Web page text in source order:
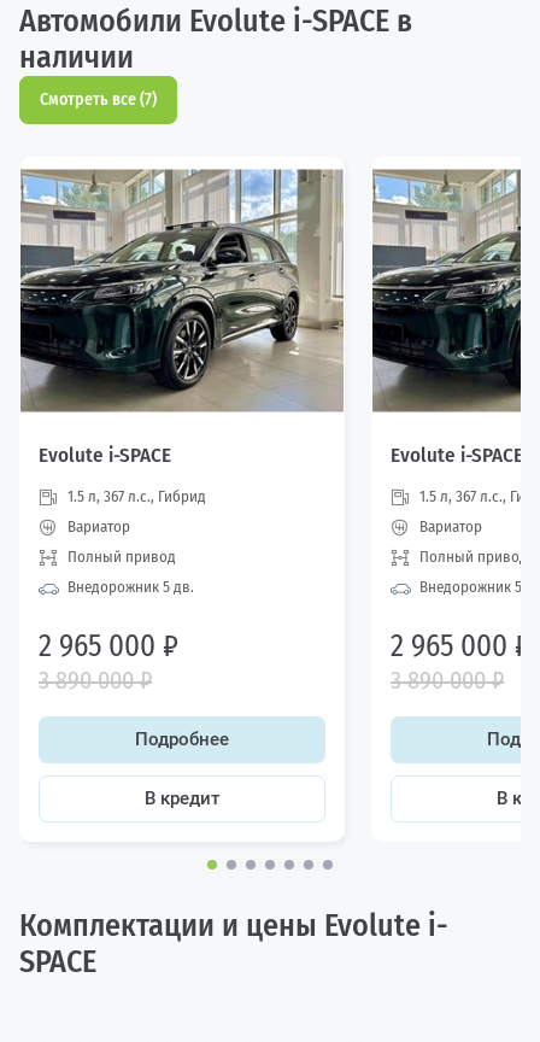
Автомобили Evolute i-SPACE в
наличии
Смотреть все (7)
Evolute i-SPACE
1.5 л, 367 л.с., Гибрид
Вариатор
Полный привод
Внедорожник 5 дв.
2 965 000 ₽
3 890 000 ₽
Подробнее
В кредит
Evolute i-SPACE
1.5 л, 367 л.с.,
Вариатор
Полный привод
Внедорожник 5
2 965 000 ₽
3 890 000 ₽
В
Комплектации и цены Evolute i-
SPACE